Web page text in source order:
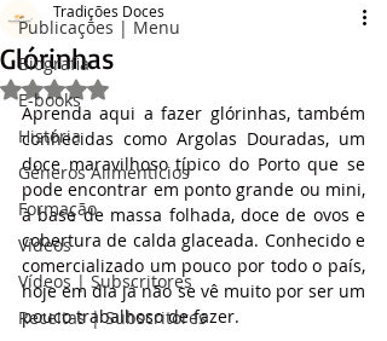
Publicações | Menu
Biografia
E-books
História
Géneros Alimentícios
Formação
Vídeos
Vídeos | Subscritores
Receitas | Subscritores
Glórinhas
Tradições Doces
Avaliado com NaN de 5 estrelas.
Aprenda aqui a fazer glórinhas, também
conhecidas como Argolas Douradas, um
doce maravilhoso típico do Porto que se
pode encontrar em ponto grande ou mini,
à base de massa folhada, doce de ovos e
cobertura de calda glaceada. Conhecido e
comercializado um pouco por todo o país,
hoje em dia já não se vê muito por ser um
pouco trabalhoso de fazer.